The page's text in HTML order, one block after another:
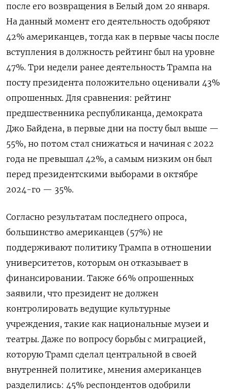
после его возвращения в Белый дом 20 января.
На данный момент его деятельность одобряют
42% американцев, тогда как в первые часы после
вступления в должность рейтинг был на уровне
47%. Три недели ранее деятельность Трампа на
посту президента положительно оценивали 43%
опрошенных. Для сравнения: рейтинг
предшественника республиканца, демократа
Джо Байдена, в первые дни на посту был выше —
55%, но потом стал снижаться и начиная с 2022
года не превышал 42%, а самым низким он был
перед президентскими выборами в октябре
2024-го — 35%.
Согласно результатам последнего опроса,
большинство американцев (57%) не
поддерживают политику Трампа в отношении
университетов, которым он отказывает в
финансировании. Также 66% опрошенных
заявили, что президент не должен
контролировать ведущие культурные
учреждения, такие как национальные музеи и
театры. Даже по вопросу борьбы с миграцией,
которую Трамп сделал центральной в своей
внутренней политике, мнения американцев
разделились: 45% респондентов одобрили